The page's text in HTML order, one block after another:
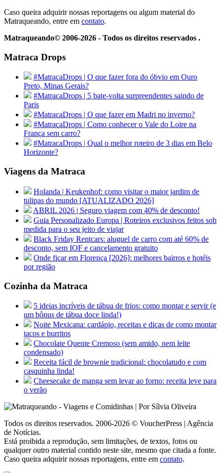
Caso queira adquirir nossas reportagens ou algum material do
Matraqueando, entre em contato.
Matraqueando© 2006-2026 - Todos os direitos reservados .
Matraca Drops
#MatracaDrops | O que fazer fora do óbvio em Ouro
Preto, Minas Gerais?
#MatracaDrops | 5 bate-volta surpreendentes saindo de
Paris
#MatracaDrops | O que fazer em Madri no inverno?
#MatracaDrops | Como conhecer o Vale do Loire na
França sem carro?
#MatracaDrops | Qual o melhor roteiro de 3 dias em Belo
Horizonte?
Viagens da Matraca
Holanda | Keukenhof: como visitar o maior jardim de
tulipas do mundo [ATUALIZADO 2026]
ABRIL 2026 | Seguro viagem com 40% de desconto!
Guia Personalizado Europa | Roteiros exclusivos feitos sob
medida para o seu jeito de viajar
Black Friday Rentcars: aluguel de carro com até 60% de
desconto, sem IOF e cancelamento gratuito
Onde ficar em Florença [2026]: melhores bairros e hotéis
por região
Cozinha da Matraca
5 ideias incríveis de tábua de frios: como montar e servir (e
um bônus de tábua doce linda!)
Noite Mexicana: cardápio, receitas e dicas de como montar
tacos e burritos
Chocolate Quente Cremoso (sem amido, nem leite
condensado)
Receita fácil de brownie tradicional: chocolatudo e com
casquinha linda!
Cheesecake de manga sem levar ao forno: receita leve para
o verão
Todos os direitos reservados. 2006-2026 © VoucherPress | Agência
de Notícias.
Está proibida a reprodução, sem limitações, de textos, fotos ou
qualquer outro material contido neste site, mesmo que citada a fonte.
Caso queira adquirir nossas reportagens, entre em contato.